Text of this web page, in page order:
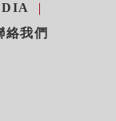
絡我們